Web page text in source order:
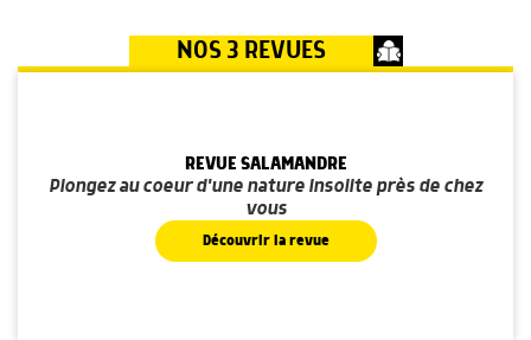
NOS 3 REVUES
REVUE SALAMANDRE
Plongez au coeur d'une nature insolite près de chez
vous
Découvrir la revue